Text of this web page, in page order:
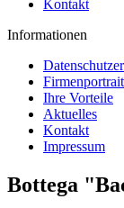
Kontakt
Informationen
Firmenportrait
Ihre Vorteile
Aktuelles
Kontakt
Impressum
Bottega